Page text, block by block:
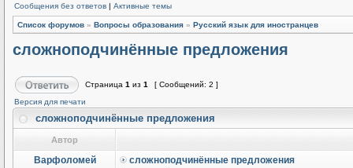
Сообщения без ответов | Активные темы
Список форумов » Вопросы образования » Русский язык для иностранцев
сложноподчинённые предложения
Страница 1 из 1
[ Сообщений: 2 ]
Версия для печати
сложноподчинённые предложения
Автор
Варфоломей
сложноподчинённые предложения